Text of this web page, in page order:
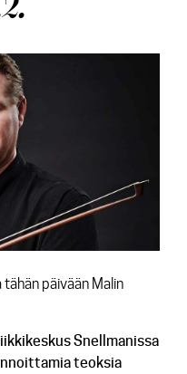
päivään Malin
Snellmanissa
teoksia